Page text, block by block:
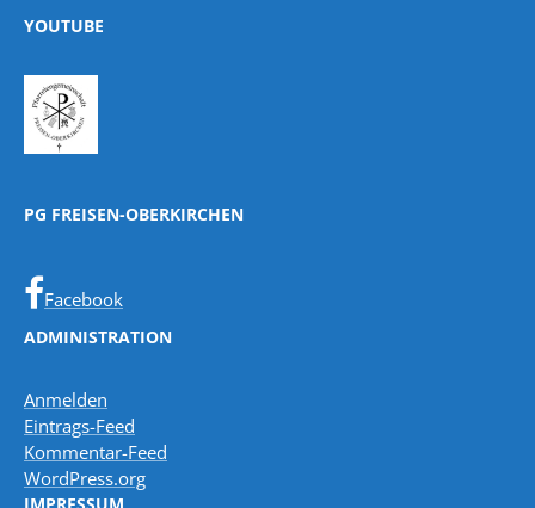
YOUTUBE
PG FREISEN-OBERKIRCHEN
Facebook
ADMINISTRATION
Anmelden
Eintrags-Feed
Kommentar-Feed
WordPress.org